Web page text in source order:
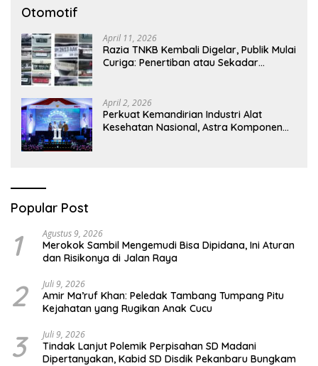
Otomotif
April 11, 2026
Razia TNKB Kembali Digelar, Publik Mulai
Curiga: Penertiban atau Sekadar
April 2, 2026
Perkuat Kemandirian Industri Alat
Kesehatan Nasional, Astra Komponen
Popular Post
1 Agustus 9, 2026
Merokok Sambil Mengemudi Bisa Dipidana, Ini Aturan
dan Risikonya di Jalan Raya
2 Juli 9, 2026
Amir Ma’ruf Khan: Peledak Tambang Tumpang Pitu
Kejahatan yang Rugikan Anak Cucu
3 Juli 9, 2026
Tindak Lanjut Polemik Perpisahan SD Madani
Dipertanyakan, Kabid SD Disdik Pekanbaru Bungkam